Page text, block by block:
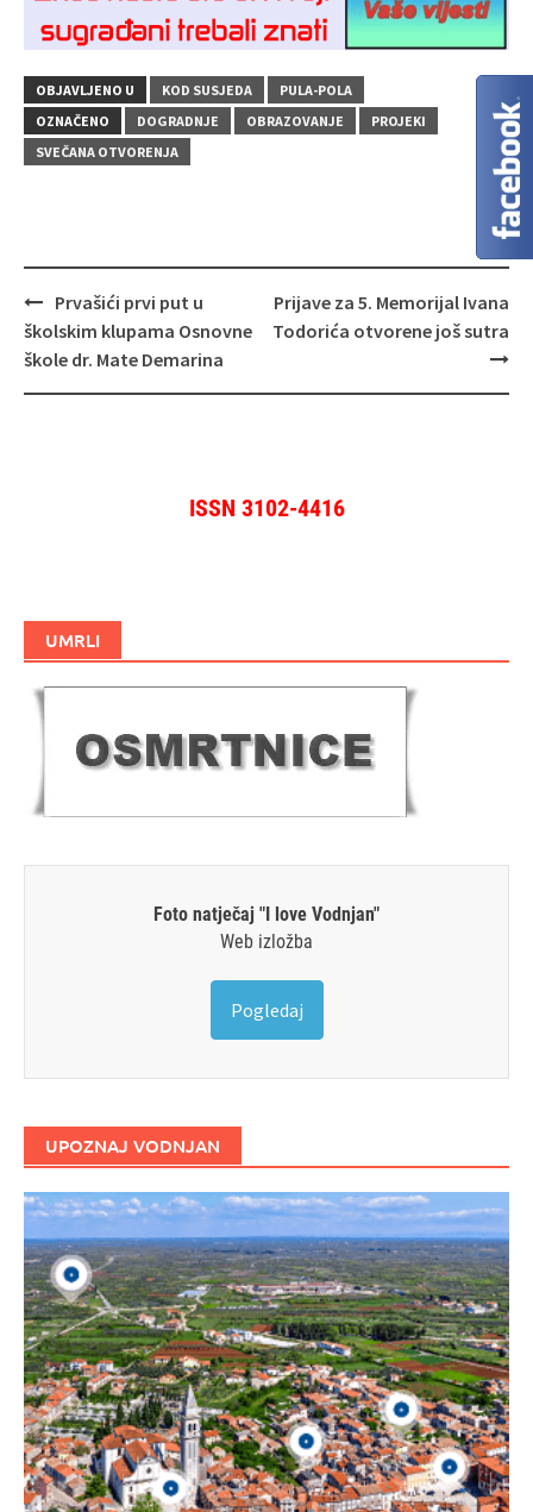
OBJAVLJENO U KOD SUSJEDA
PULA-POLA
OZNAČENO
DOGRADNJE OBRAZOVANJE
PROJEKI
SVEČANA OTVORENJA
Navigacija
objava
Prvašići prvi put u
školskim klupama Osnovne
škole dr. Mate Demarina
Prijave za 5. Memorijal Ivana
Todorića otvorene još sutra
ISSN 3102-4416
UMRLI
Foto natječaj "I love Vodnjan"
Web izložba
Pogledaj
UPOZNAJ VODNJAN